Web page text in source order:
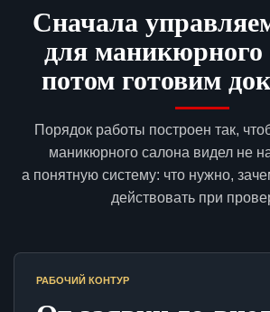
Сначала
для маникюрного
потом готовим
Порядок работы построен так,
маникюрного салона видел не
а понятную систему: что нужно,
действовать при
РАБОЧИЙ КОНТУР